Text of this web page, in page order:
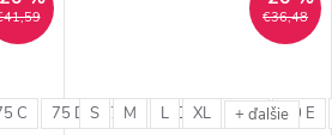
C 75 D 75 E 80 C 80 D 80 E
€36,48
S M L XL + ďalšie